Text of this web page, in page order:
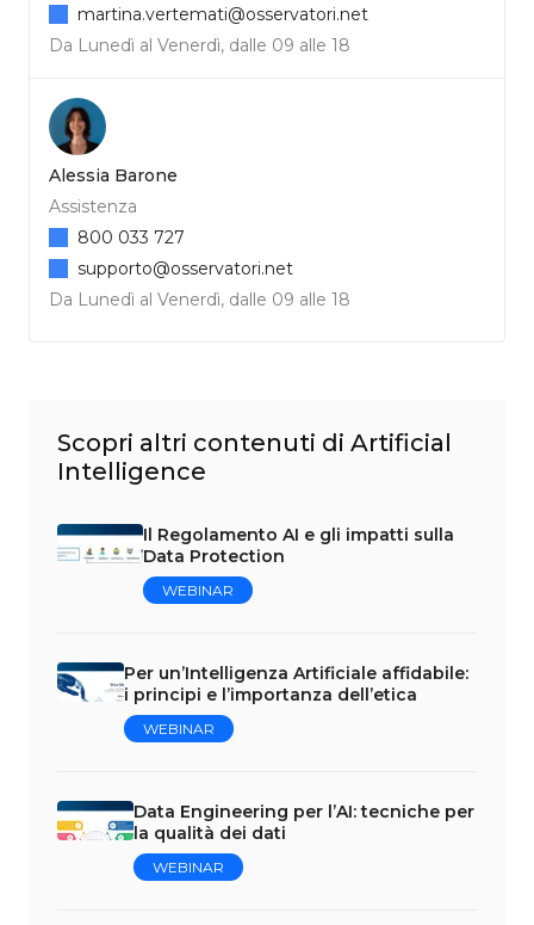
Da Lunedì al Venerdì, dalle 09 alle 18
martina.vertemati@osservatori.net
Alessia Barone
Assistenza
Da Lunedì al Venerdì, dalle 09 alle 18
800 033 727
supporto@osservatori.net
Scopri altri contenuti di Artificial
Intelligence
Il Regolamento AI e gli impatti sulla
Data Protection
WEBINAR
Per un’Intelligenza Artificiale affidabile:
i principi e l’importanza dell’etica
WEBINAR
Data Engineering per l’AI: tecniche per
la qualità dei dati
WEBINAR